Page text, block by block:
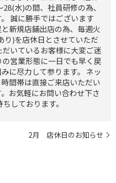
水)の間、社員研修の為、
誠に勝手ではございます
新規店舗出店の為、毎週火
り)を店休日とさせていただ
いているお客様に大変ご迷
営業形態に一日でも早く戻
に尽力して参ります。 ネッ
間帯は直接ご来店いただい
お気軽にお問い合わせ下さ
しております。
2月 店休日のお知らせ